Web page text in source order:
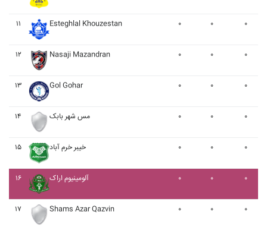
۱۱ Esteghlal Khouzestan ۰ ۰ ۰
۱۲ Nasaji Mazandran ۰ ۰ ۰
۱۳ Gol Gohar ۰ ۰ ۰
۱۴ مس شهر بابک ۰ ۰ ۰
۱۵ خيبر خرم آباد ۰ ۰ ۰
۱۶ آلومينيوم اراک ۰ ۰ ۰
۱۷ Shams Azar Qazvin ۰ ۰ ۰